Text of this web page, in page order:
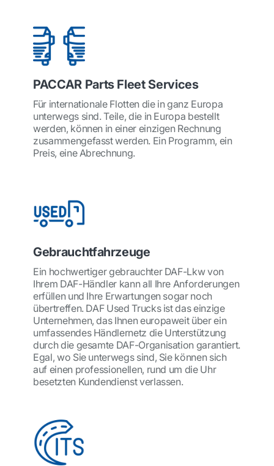
PACCAR Parts Fleet Services
Für internationale Flotten die in ganz Europa
unterwegs sind. Teile, die in Europa bestellt
werden, können in einer einzigen Rechnung
zusammengefasst werden. Ein Programm, ein
Preis, eine Abrechnung.
Gebrauchtfahrzeuge
Ein hochwertiger gebrauchter DAF-Lkw von
Ihrem DAF-Händler kann all Ihre Anforderungen
erfüllen und Ihre Erwartungen sogar noch
übertreffen. DAF Used Trucks ist das einzige
Unternehmen, das Ihnen europaweit über ein
umfassendes Händlernetz die Unterstützung
durch die gesamte DAF-Organisation garantiert.
Egal, wo Sie unterwegs sind, Sie können sich
auf einen professionellen, rund um die Uhr
besetzten Kundendienst verlassen.